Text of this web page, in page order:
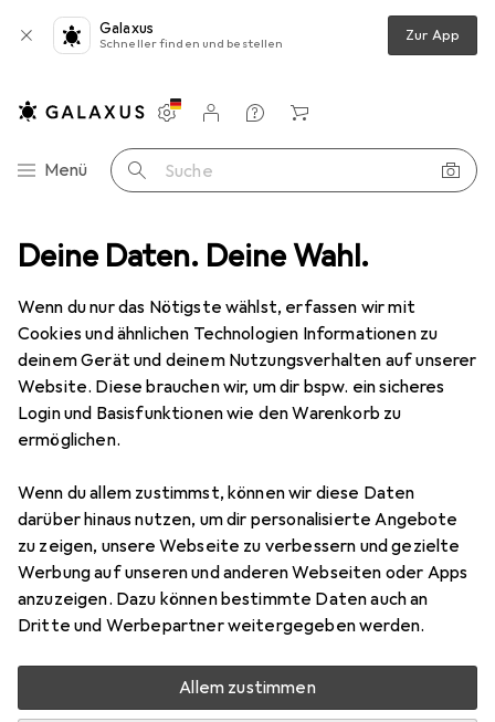
Deine Daten. Deine Wahl.
Wenn du nur das Nötigste wählst, erfassen wir mit
Cookies und ähnlichen Technologien Informationen zu
deinem Gerät und deinem Nutzungsverhalten auf unserer
Website. Diese brauchen wir, um dir bspw. ein sicheres
Login und Basisfunktionen wie den Warenkorb zu
ermöglichen.
Wenn du allem zustimmst, können wir diese Daten
darüber hinaus nutzen, um dir personalisierte Angebote
zu zeigen, unsere Webseite zu verbessern und gezielte
Werbung auf unseren und anderen Webseiten oder Apps
anzuzeigen. Dazu können bestimmte Daten auch an
Dritte und Werbepartner weitergegeben werden.
Allem zustimmen
Galaxus
Schneller finden und bestellen Zur App
Navigation nach Kategorien
Menü Suche
Einstellungen
Kundenkonto
Vergleichslisten
Merklisten
Warenkorb
Dipos
Kategorien anzeigen
Diese Marke gefällt mir